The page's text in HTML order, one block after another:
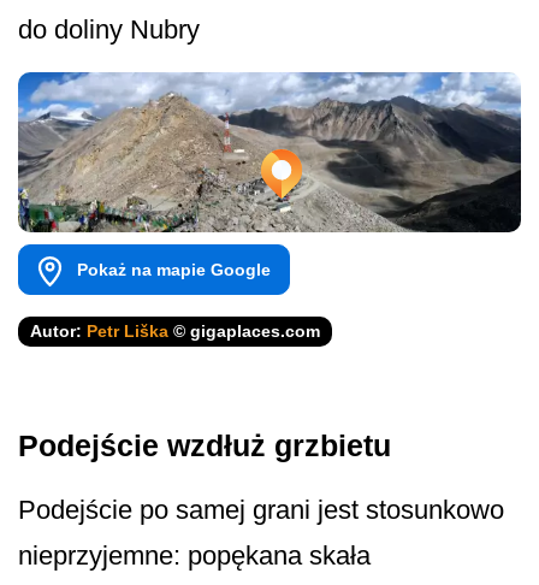
do doliny Nubry
Pokaż na mapie Google
Autor: Petr Liška © gigaplaces.com
Podejście wzdłuż grzbietu
Podejście po samej grani jest stosunkowo
nieprzyjemne: popękana skała